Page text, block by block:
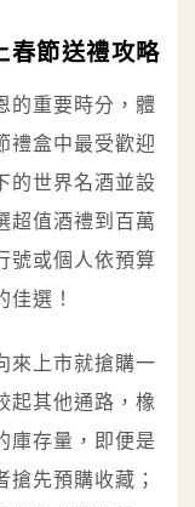
春節送禮攻略
的重要時分，體
禮盒中最受歡迎
的世界名酒並設
超值酒禮到百萬
號或個人依預算
選！
來上市就搶購一
起其他通路，橡
庫存量，即便是
搶先預購收藏；